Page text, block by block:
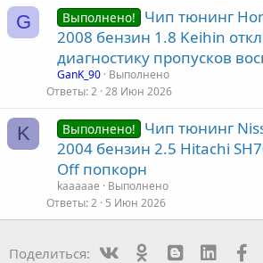
G Выполнено!
Чип тюнинг
2008 бензин 1.8 Keihin
диагностику пропусков
GanK_90 Выполнено
Ответы 2 28 Июн 2026
K Выполнено!
Чип тюнинг
2004 бензин 2.5 Hitachi
Off попкорн
kaaaaae
Выполнено
Ответы 2 5 Июн 2026
Поделиться: Ok mes_blogger